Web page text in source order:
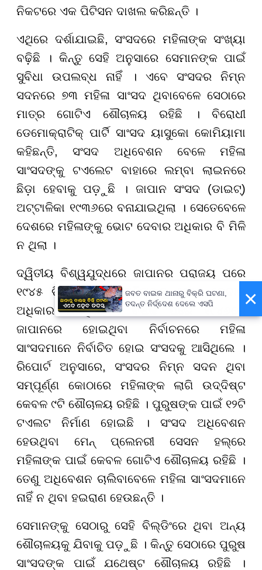
ନିକଟରେ ଏକ ପିଟିସନ ଦାଖଲ କରିଛନ୍ତି ।
ଏଥିରେ ଦର୍ଶାଯାଇଛି, ସଂସଦରେ ମହିଳାଙ୍କ ସଂଖ୍ୟା
ବଢ଼ିଛି । କିନ୍ତୁ ସେହି ଅନୁସାରେ ସେମାନଙ୍କ ପାଇଁ
ସୁବିଧା ଉପଲବ୍ଧ ନାହିଁ । ଏବେ ସଂସଦର ନିମ୍ନ
ସଦନରେ ୭୩ ମହିଳା ସାଂସଦ ଥିବାବେଳେ ସେଠାରେ
ମାତ୍ର ଗୋଟିଏ ଶୌଚାଳୟ ରହିଛି । ବିରୋଧୀ
ଡେମୋକ୍ରାଟିକ୍ ପାର୍ଟି ସାଂସଦ ୟାସୁକୋ କୋମିୟାମା
କହିଛନ୍ତି, ସଂସଦ ଅଧିବେଶନ ବେଳେ ମହିଳା
ସାଂସଦଙ୍କୁ ଟଏଲେଟ ବାହାରେ ଲମ୍ବା ଲାଇନରେ
ଛିଡ଼ା ହେବାକୁ ପଡ଼ୁଛି । ଜାପାନ ସଂସଦ (ଡାଇଟ୍)
ଅଟ୍ଟାଳିକା ୧୯୩୬ରେ ବନାଯାଇଥିଲା । ସେତେବେଳେ
ଦେଶରେ ମହିଳାଙ୍କୁ ଭୋଟ ଦେବାର ଅଧିକାର ବି ମିଳି
ନ ଥିଲା ।
ଦ୍ୱିତୀୟ ବିଶ୍ୱଯୁଦ୍ଧରେ ଜାପାନର ପରାଜୟ ପରେ
୧୯୪୫ ଡିସେମ୍ବରରେ ମହିଳାଙ୍କୁ ଭୋଟ ଦେବାର
ଅଧିକାର ମିଳିଥିଲା । ବର୍ଷକ ପରେ ୧୯୪୬ରେ
ଜାପାନରେ ହୋଇଥିବା ନିର୍ବାଚନରେ ମହିଳା
ସାଂସଦମାନେ ନିର୍ବାଚିତ ହୋଇ ସଂସଦକୁ ଆସିଥିଲେ ।
ରିପୋର୍ଟ ଅନୁସାରେ, ସଂସଦର ନିମ୍ନ ସଦନ ଥିବା
ସମ୍ପୂର୍ଣ୍ଣ କୋଠାରେ ମହିଳାଙ୍କ ଲାଗି ଉଦ୍ଦିଷ୍ଟ
କେବଳ ୯ଟି ଶୌଚାଳୟ ରହିଛି । ପୁରୁଷଙ୍କ ପାଇଁ ୧୨ଟି
ଟଏଲଟ ନିର୍ମାଣ ହୋଇଛି । ସଂସଦ ଅଧିବେଶନ
ହେଉଥିବା ମେନ୍ ପ୍ଲେନରୀ ସେସନ ହଲ୍ରେ
ମହିଳାଙ୍କ ପାଇଁ କେବଳ ଗୋଟିଏ ଶୌଚାଳୟ ରହିଛି ।
ତେଣୁ ଅଧିବେଶନ ଚାଲିବାବେଳେ ମହିଳା ସାଂସଦମାନେ
ନାହିଁ ନ ଥିବା ହଇରାଣ ହେଉଛନ୍ତି ।
ସେମାନଙ୍କୁ ସେଠାରୁ ସେହି ବିଲ୍ଡିଂରେ ଥିବା ଅନ୍ୟ
ଶୌଚାଳୟକୁ ଯିବାକୁ ପଡ଼ୁଛି । କିନ୍ତୁ ସେଠାରେ ପୁରୁଷ
ସାଂସଦଙ୍କ ପାଇଁ ଯଥେଷ୍ଟ ଶୌଚାଳୟ ରହିଛି ।
×
ଜବତ ବାଇକ ଥାନାରୁ ବିକ୍ରି ଘଟଣା,
ତଦନ୍ତ ନିର୍ଦ୍ଦେଶ ଦେଲେ ଏସପି